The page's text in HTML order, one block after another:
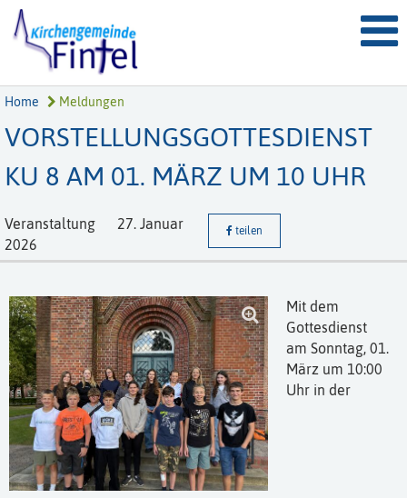
Home Meldungen
VORSTELLUNGSGOTTESDIENST
KU 8 AM 01. MÄRZ UM 10 UHR
Veranstaltung
27. Januar
2026
teilen
Mit dem
Gottesdienst
am Sonntag, 01.
März um 10:00
Uhr in der